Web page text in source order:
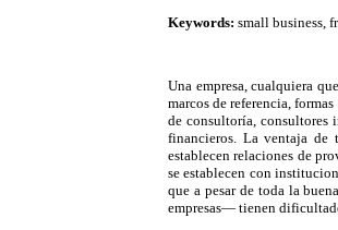
Keywords: small business,
Una empresa, cualquiera
marcos de referencia,
de consultoría, consultores
financieros. La ventaja de
establecen relaciones de
se establecen con
que a pesar de toda la
empresas— tienen